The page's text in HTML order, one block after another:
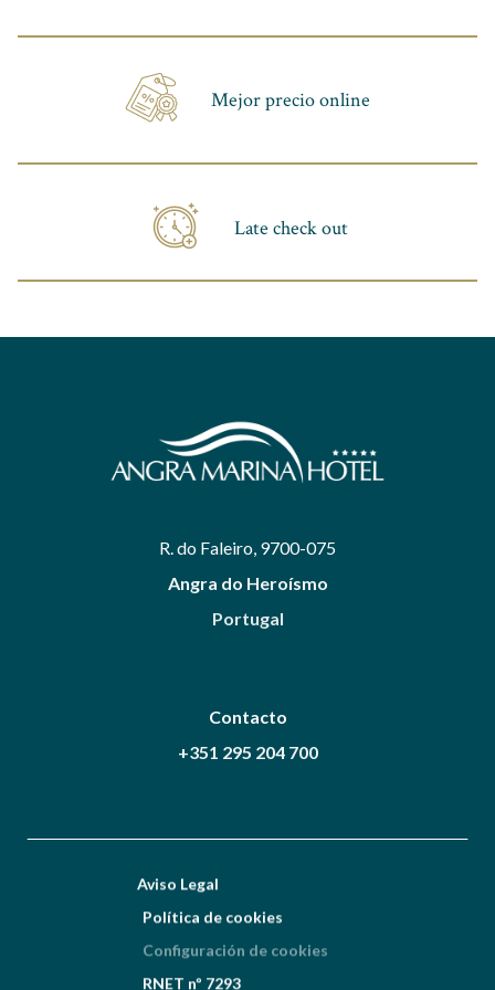
Mejor precio online
Late check out
R. do Faleiro, 9700-075
Angra do Heroísmo
Portugal
Contacto
+351 295 204 700
Aviso Legal
Política de cookies
Configuración de cookies
RNET nº 7293